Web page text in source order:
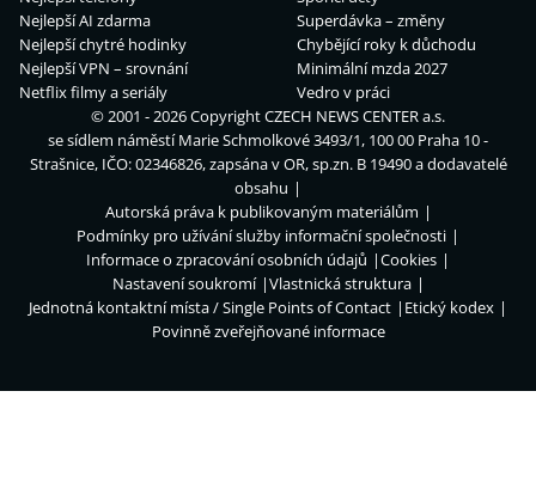
Nejlepší AI zdarma
Nejlepší chytré hodinky
Nejlepší VPN – srovnání
Netflix filmy a seriály
Superdávka – změny
Chybějící roky k důchodu
Minimální mzda 2027
Vedro v práci
© 2001 - 2026 CopyrightCZECH NEWS CENTER a.s.
se sídlem náměstí Marie Schmolkové 3493/1, 100 00 Praha 10 -
Strašnice, IČO: 02346826, zapsána v OR, sp.zn. B 19490 a dodavatelé
obsahu
Autorská práva k publikovaným materiálům
Podmínky pro užívání služby informační společnosti
Informace o zpracování osobních údajů
Cookies
Nastavení soukromí
Vlastnická struktura
Jednotná kontaktní místa / Single Points of Contact
Etický kodex
Povinně zveřejňované informace